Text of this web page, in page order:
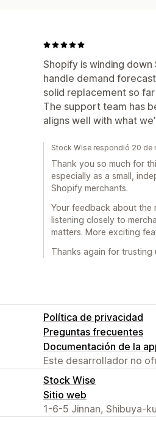
Shopify is winding
handle demand
solid replacement so
The support team has
aligns well with what
Stock Wise respondió 20 de
Thank you so much for
especially as a small,
Shopify merchants.
Your feedback about the
listening closely to
matters. More exciting
Thanks again for trusting
Política de privacidad
Preguntas frecuentes
Documentación de la
Este desarrollador no
Stock Wise
Sitio web
1-6-5 Jinnan, Shibuya-